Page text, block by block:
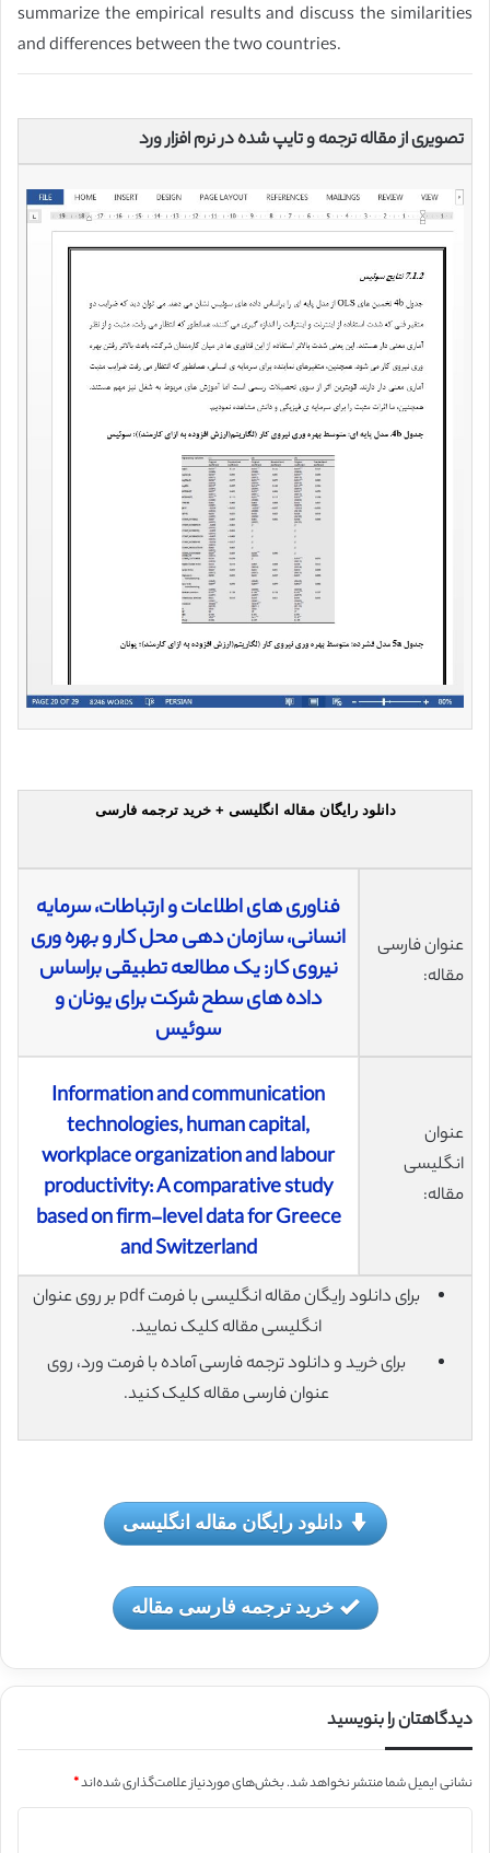
summarize the empirical results and discuss the similarities
and differences between the two countries.
تصویری از مقاله ترجمه و تایپ شده در نرم افزار ورد
دانلود رایگان مقاله انگلیسی + خرید ترجمه فارسی
عنوان فارسی
مقاله:
فناوری های اطلاعات و ارتباطات، سرمایه
انسانی، سازمان دهی محل کار و بهره وری
نیروی کار: یک مطالعه تطبیقی براساس
داده های سطح شرکت برای یونان و
سوئیس
عنوان
انگلیسی
مقاله:
Information and communication
technologies, human capital,
workplace organization and labour
productivity: A comparative study
based on firm-level data for Greece
and Switzerland
برای دانلود رایگان مقاله انگلیسی با فرمت pdf بر روی عنوان
انگلیسی مقاله کلیک نمایید.
برای خرید و دانلود ترجمه فارسی آماده با فرمت ورد، روی
عنوان فارسی مقاله کلیک کنید.
دانلود رایگان مقاله انگلیسی
خرید ترجمه فارسی مقاله
دیدگاهتان را بنویسید
نشانی ایمیل شما منتشر نخواهد شد.بخش‌های موردنیاز علامت‌گذاری شده‌اند*